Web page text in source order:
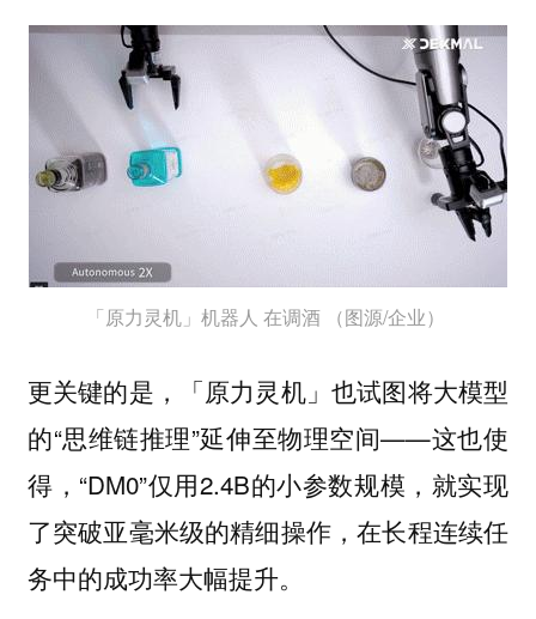
「原力灵机」机器人 在调酒 （图源/企业）
更关键的是，「原力灵机」也试图将大模型
的“思维链推理”延伸至物理空间——这也使
得，“DM0”仅用2.4B的小参数规模，就实现
了突破亚毫米级的精细操作，在长程连续任
务中的成功率大幅提升。